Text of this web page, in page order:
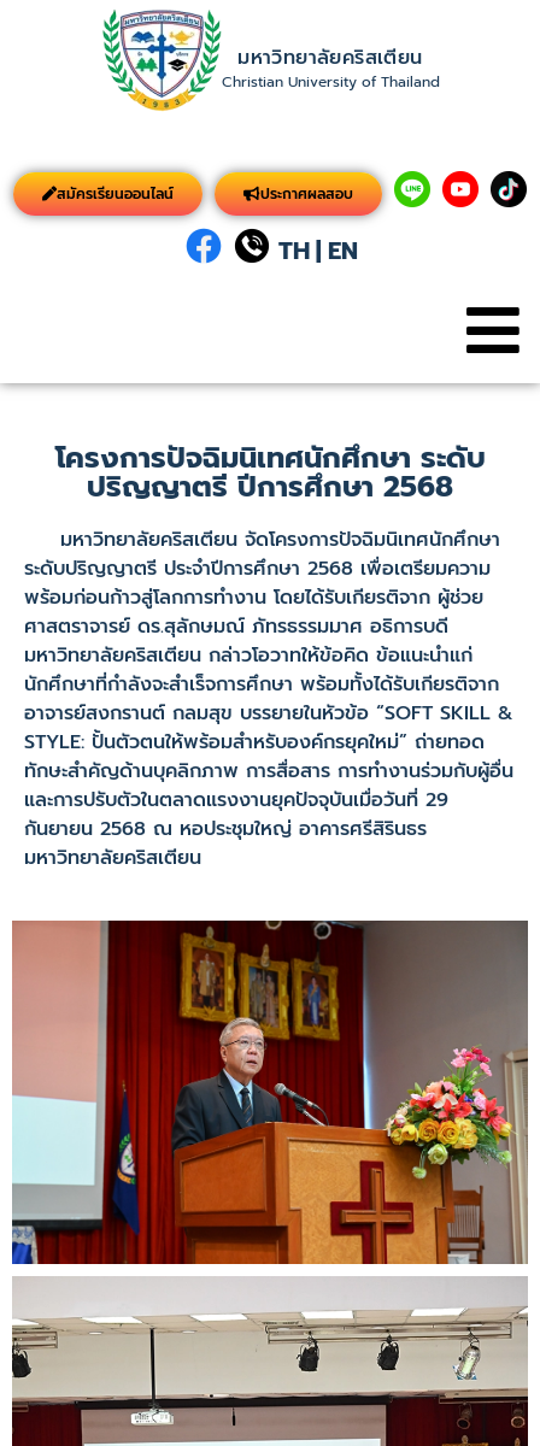
มหาวิทยาลัยคริสเตียน
Christian University of Thailand
สมัครเรียนออนไลน์ ประกาศผลสอบ
TH| EN
โครงการปัจฉิมนิเทศนักศึกษา ระดับ
ปริญญาตรี ปีการศึกษา 2568
มหาวิทยาลัยคริสเตียน จัดโครงการปัจฉิมนิเทศนักศึกษา
ระดับปริญญาตรี ประจำปีการศึกษา 2568 เพื่อเตรียมความ
พร้อมก่อนก้าวสู่โลกการทำงาน โดยได้รับเกียรติจาก ผู้ช่วย
ศาสตราจารย์ ดร.สุลักษมณ์ ภัทรธรรมมาศ อธิการบดี
มหาวิทยาลัยคริสเตียน กล่าวโอวาทให้ข้อคิด ข้อแนะนำแก่
นักศึกษาที่กำลังจะสำเร็จการศึกษา พร้อมทั้งได้รับเกียรติจาก
อาจารย์สงกรานต์ กลมสุข บรรยายในหัวข้อ “SOFT SKILL &
STYLE: ปั้นตัวตนให้พร้อมสำหรับองค์กรยุคใหม่” ถ่ายทอด
ทักษะสำคัญด้านบุคลิกภาพ การสื่อสาร การทำงานร่วมกับผู้อื่น
และการปรับตัวในตลาดแรงงานยุคปัจจุบันเมื่อวันที่ 29
กันยายน 2568 ณ หอประชุมใหญ่ อาคารศรีสิรินธร
มหาวิทยาลัยคริสเตียน